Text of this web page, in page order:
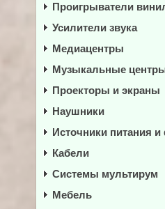
Проигрыватели
Усилители звука
Медиацентры
Музыкальные
Проекторы и экраны
Наушники
Источники питания
Кабели
Системы мультирум
Мебель